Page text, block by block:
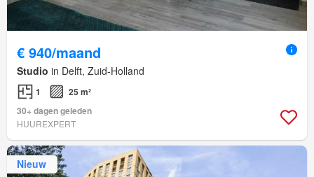
€ 940/maand
Studio in Delft, Zuid-Holland
1
25 m²
30+ dagen geleden
HUUREXPERT
Nieuw